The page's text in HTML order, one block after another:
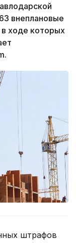
внеплановые
ходе которых
штрафов